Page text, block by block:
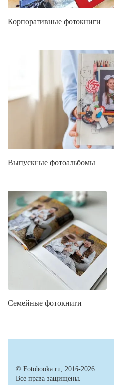
Корпоративные фотокниги
Выпускные фотоальбомы
Семейные фотокниги
© Fotobooka.ru, 2016-2026
Все права защищены.